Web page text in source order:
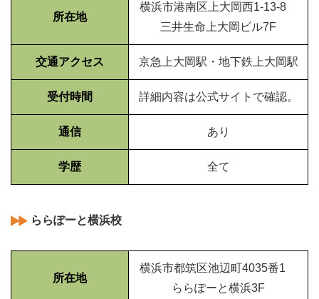
所在地
横浜市港南区上大岡西1-13-8
三井生命上大岡ビル7F
交通アクセス 京急上大岡駅・地下鉄上大岡駅
受付時間 詳細内容は公式サイトで確認。
通信 あり
学歴 全て
ららぽーと横浜校
所在地
横浜市都筑区池辺町4035番1
ららぽーと横浜3F